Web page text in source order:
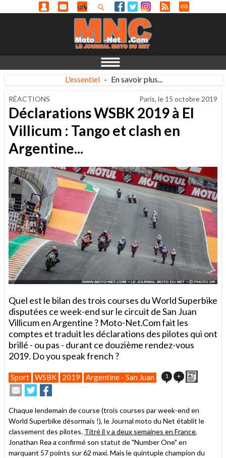
L'essentiel - En savoir plus...
RÉACTIONS Paris, le 15 octobre 2019
Déclarations WSBK 2019 à El
Villicum : Tango et clash en
Argentine...
Quel est le bilan des trois courses du World Superbike
disputées ce week-end sur le circuit de San Juan
Villicum en Argentine ? Moto-Net.Com fait les
comptes et traduit les déclarations des pilotes qui ont
brillé - ou pas - durant ce douzième rendez-vous
2019. Do you speak french ?
Sport WSBK 2019 Argentine - San Juan 1 +
Envoyer
cet
à
un
ami
Partager
sur
sur
Chaque lendemain de course (trois courses par week-end en
World Superbike désormais !), le Journal moto du Net établit le
classement des pilotes. Titré il y a deux semaines en France,
Jonathan Rea a confirmé son statut de "Number One" en
marquant 57 points sur 62 maxi. Mais le quintuple champion du